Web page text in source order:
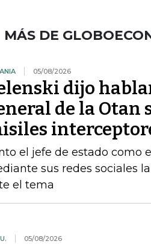
MÁS DE
05/08/2026
dijo
de la Otan
el jefe de estado como
sus redes sociales
el tema
05/08/2026